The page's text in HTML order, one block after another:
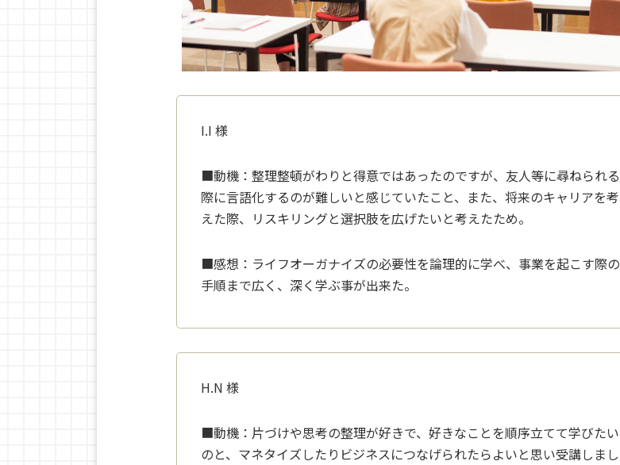
I.I 様
■動機： 整理整頓がわりと得意ではあったのですが、友人等に尋ねられる
際に言語化するのが難しいと感じていたこと、また、 将来のキャリアを考
えた際、リスキリングと選択肢を広げたいと考えたため。
■感想： ライフオーガナイズの必要性を論理的に学べ、事業を起こす際の
手順まで広く、深く学ぶ事が出来た。
H.N 様
■動機： 片づけや思考の整理が好きで、好きなことを順序立てて学びたい
のと、マネタイズしたりビジネスにつなげられたらよいと思い受講し まし